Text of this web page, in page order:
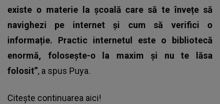
existe o materie la școală care să te învețe să
navighezi pe internet și cum să verifici o
informație. Practic internetul este o bibliotecă
enormă, folosește-o la maxim și nu te lăsa
folosit”, a spus Puya.
Citește continuarea aici!